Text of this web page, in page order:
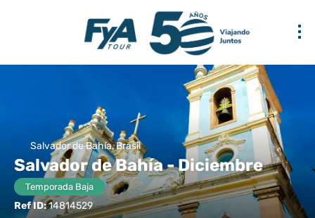
Salvador de Bahía, Brasil
Salvador de Bahía - Diciembre
Temporada Baja
Ref ID:14814529